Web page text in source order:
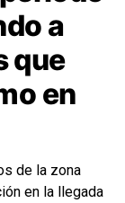
a
que
en
de la zona
en la llegada